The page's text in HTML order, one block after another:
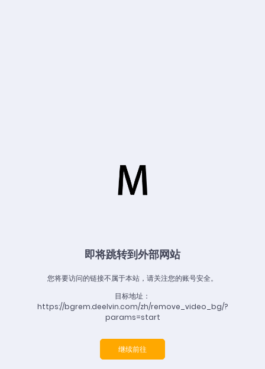
即将跳转到外部网站
您将要访问的链接不属于本站，请关注您的账号安全。
目标地址：
https://bgrem.deelvin.com/zh/remove_video_bg/?
params=start
继续前往